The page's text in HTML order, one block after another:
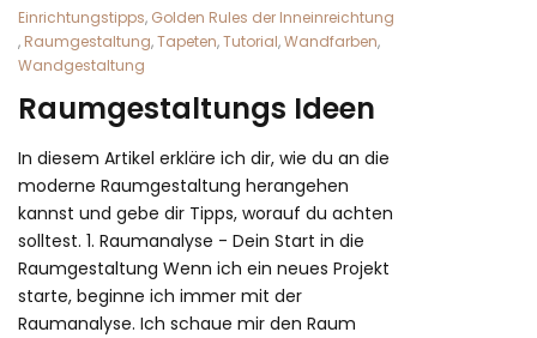
Einrichtungstipps, Golden Rules der Inneinreichtung
, Raumgestaltung,Tapeten,Tutorial,Wandfarben,
Wandgestaltung
Raumgestaltungs Ideen
In diesem Artikel erkläre ich dir, wie du an die
moderne Raumgestaltung herangehen
kannst und gebe dir Tipps, worauf du achten
solltest. 1. Raumanalyse - Dein Start in die
Raumgestaltung Wenn ich ein neues Projekt
starte, beginne ich immer mit der
Raumanalyse. Ich schaue mir den Raum